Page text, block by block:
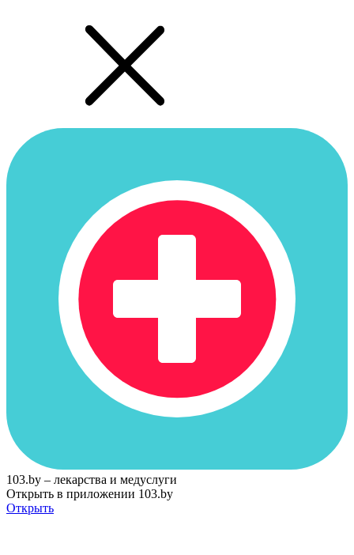
103.by – лекарства и медуслуги
Открыть в приложении 103.by
Открыть